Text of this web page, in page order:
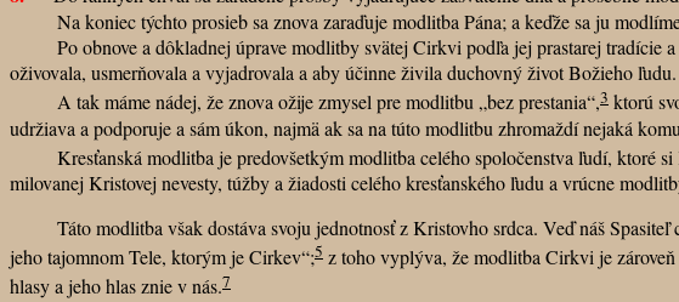
Na koniec týchto prosieb sa znova zaraďuje modlitba Pána; a keďže sa ju
Po obnove a dôkladnej úprave modlitby svätej Cirkvi podľa jej prastarej tradície a
oživovala, usmerňovala a vyjadrovala a aby účinne živila duchovný život Božieho ľudu.
A tak máme nádej, že znova ožije zmysel pre modlitbu „bez prestania“,3 ktorú
udržiava a podporuje a sám úkon, najmä ak sa na túto modlitbu zhromaždí nejaká
Kresťanská modlitba je predovšetkým modlitba celého spoločenstva ľudí, ktoré si
milovanej Kristovej nevesty, túžby a žiadosti celého kresťanského ľudu a vrúcne
Táto modlitba však dostáva svoju jednotnosť z Kristovho srdca. Veď náš Spasiteľ
jeho tajomnom Tele, ktorým je Cirkev“;5 z toho vyplýva, že modlitba Cirkvi je
hlasy a jeho hlas znie v nás.7